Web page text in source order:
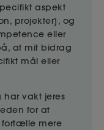
aspekt
projekter], og
eller
at mit bidrag
mål eller
vakt jeres
for at
fortælle mere